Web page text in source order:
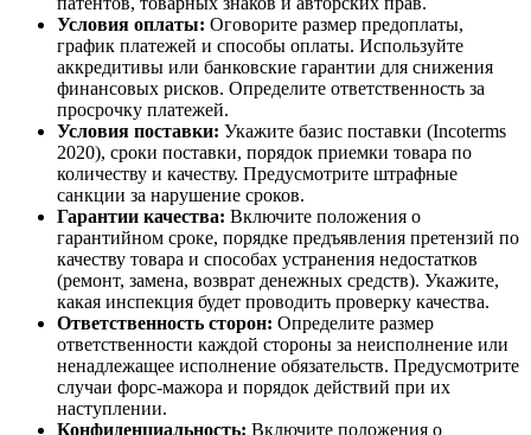
Условия оплаты: Оговорите размер предоплаты,
график платежей и способы оплаты. Используйте
аккредитивы или банковские гарантии для снижения
финансовых рисков. Определите ответственность за
просрочку платежей.
Условия поставки: Укажите базис поставки (Incoterms
2020), сроки поставки, порядок приемки товара по
количеству и качеству. Предусмотрите штрафные
санкции за нарушение сроков.
Гарантии качества: Включите положения о
гарантийном сроке, порядке предъявления претензий по
качеству товара и способах устранения недостатков
(ремонт, замена, возврат денежных средств). Укажите,
какая инспекция будет проводить проверку качества.
Ответственность сторон: Определите размер
ответственности каждой стороны за неисполнение или
ненадлежащее исполнение обязательств. Предусмотрите
случаи форс-мажора и порядок действий при их
наступлении.
Конфиденциальность: Включите положения о